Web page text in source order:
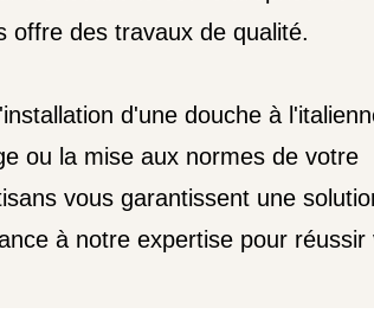
offre des travaux de qualité.
d'une douche à
ou la mise aux normes de votre
vous garantissent une
à notre expertise pour